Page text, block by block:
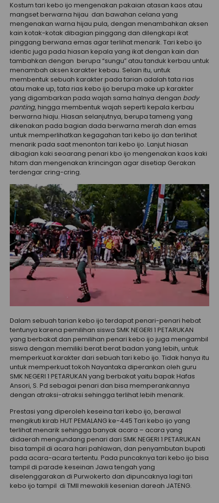
Kostum tari kebo ijo mengenakan pakaian atasan kaos atau
mangset berwarna hijau dan bawahan celana yang
mengenakan warna hijau pula, dengan menambahkan aksen
kain kotak-kotak dibagian pinggang dan dilengkapi ikat
pinggang berwana emas agar terlihat menarik. Tari kebo ijo
identic juga pada hiasan kepala yang ikat dengan kain dan
tambahkan dengan berupa “sungu” atau tanduk kerbau untuk
menambah aksen karakter kebau. Selain itu, untuk
membentuk sebuah karakter pada tarian adalah tata rias
atau make up, tata rias kebo ijo berupa make up karakter
yang digambarkan pada wajah sama halnya dengan body
panting, hingga membentuk wajah seperti kepala kerbau
berwarna hiaju. Hiasan selanjutnya, berupa tameng yang
dikenakan pada bagian dada berwarna merah dan emas
untuk memperlihatkan kegagahan tari kebo ijo dan terlihat
menarik pada saat menonton tari kebo ijo. Lanjut hiasan
dibagian kaki seoarang penari kbo ijo mengenakan kaos kaki
hitam dan mengenakan krincingan agar disetiap Gerakan
terdengar cring-cring.
Dalam sebuah tarian kebo ijo terdapat penari-penari hebat
tentunya karena pemilihan siswa SMK NEGERI 1 PETARUKAN
yang berbakat dan pemilihan penari kebo ijo juga mengambil
siswa dengan memiliki berat berat badan yang lebih, untuk
memperkuat karakter dari sebuah tari kebo ijo. Tidak hanya itu
untuk memperkuat tokoh Nayantaka diperankan oleh guru
SMK NEGERI 1 PETARUKAN yang berbakat yaitu bapak Hafas
Ansori, S. Pd sebagai penari dan bisa memperankannya
dengan atraksi-atraksi sehingga terlihat lebih menarik.
Prestasi yang diperoleh keseina tari kebo ijo, berawal
mengikuti kirab HUT PEMALANG ke-445 Tari kebo ijo yang
terlihat menarik sehingga banyak acara – acara yang
didaerah mengundang penari dari SMK NEGERI 1 PETARUKAN
bisa tampil di acara hari pahlawan, dan penyambutan bupati
pada acara-acara tertentu. Pada puncaknya tari kebo ijo bisa
tampil di parade keseinan Jawa tengah yang
diselenggarakan di Purwokerto dan dipuncaknya lagi tari
kebo ijo tampil di TMII mewakili kesenian dareah JATENG.